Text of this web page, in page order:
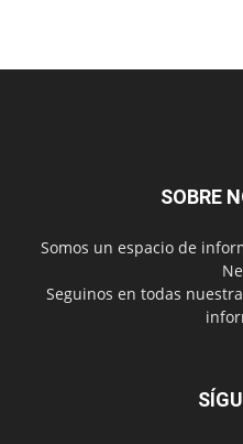
SOBRE
Somos un espacio de
Seguinos en todas